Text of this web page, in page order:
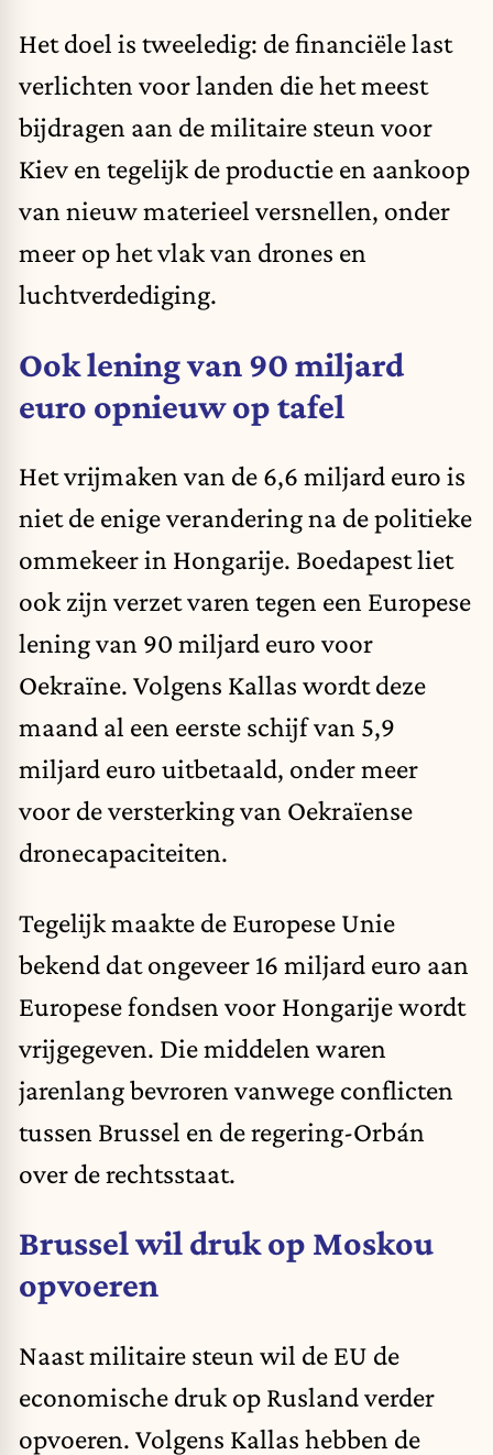
Het doel is tweeledig: de financiële last
verlichten voor landen die het meest
bijdragen aan de militaire steun voor
Kiev en tegelijk de productie en aankoop
van nieuw materieel versnellen, onder
meer op het vlak van drones en
luchtverdediging.
Ook lening van 90 miljard
euro opnieuw op tafel
Het vrijmaken van de 6,6 miljard euro is
niet de enige verandering na de politieke
ommekeer in Hongarije. Boedapest liet
ook zijn verzet varen tegen een Europese
lening van 90 miljard euro voor
Oekraïne. Volgens Kallas wordt deze
maand al een eerste schijf van 5,9
miljard euro uitbetaald, onder meer
voor de versterking van Oekraïense
dronecapaciteiten.
Tegelijk maakte de Europese Unie
bekend dat ongeveer 16 miljard euro aan
Europese fondsen voor Hongarije wordt
vrijgegeven. Die middelen waren
jarenlang bevroren vanwege conflicten
tussen Brussel en de regering-Orbán
over de rechtsstaat.
Brussel wil druk op Moskou
opvoeren
Naast militaire steun wil de EU de
economische druk op Rusland verder
opvoeren. Volgens Kallas hebben de